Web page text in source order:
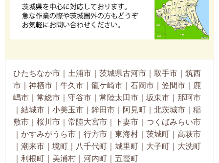
ひたちなか市｜土浦市｜茨城県古河市｜取手市｜筑西
市｜神栖市｜牛久市｜龍ケ崎市｜石岡市｜笠間市｜鹿
嶋市｜常総市｜守谷市｜常陸太田市｜坂東市｜那珂市
｜結城市｜小美玉市｜鉾田市｜阿見町｜北茨城市｜稲
敷市｜桜川市｜常陸大宮市｜下妻市｜つくばみらい市
｜かすみがうら市｜行方市｜東海村｜茨城町｜高萩市
｜潮来市｜境町｜八千代町｜城里町｜大子町｜大洗町
｜利根町｜美浦村｜河内町｜五霞町